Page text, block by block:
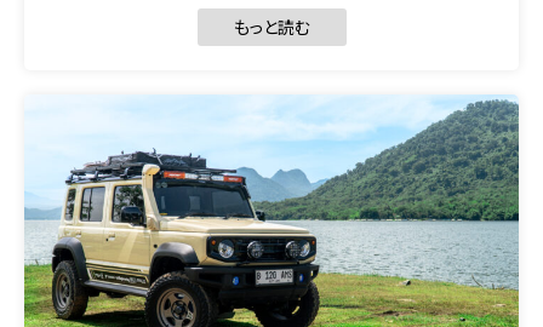
もっと読む